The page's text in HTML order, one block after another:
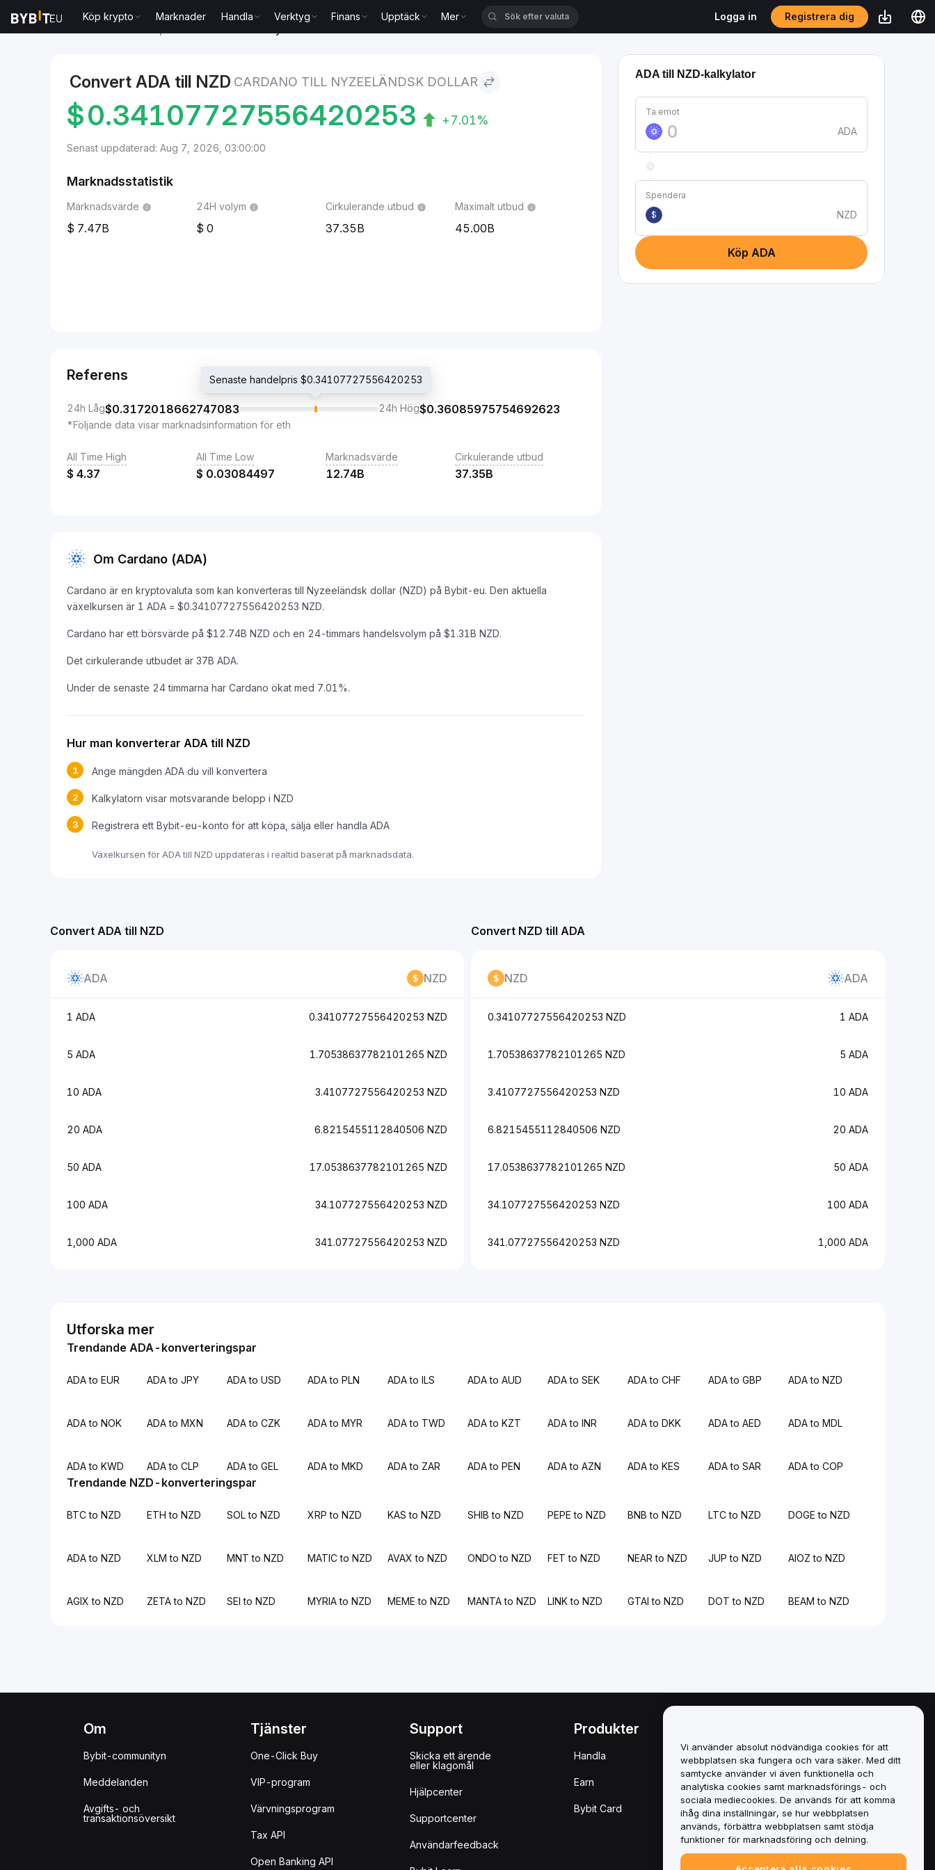
Köp krypto Marknader Handla Verktyg Finans Upptäck Mer Logga in Registrera dig
Convert ADA till NZD CARDANO TILL NYZEELÄNDSK DOLLAR
$0.34107727556420253 +7.01%
Senast uppdaterad: Aug 7, 2026, 03:00:00
Marknadsstatistik
Marknadsvärde
7.47B
24H volym
0
Cirkulerande utbud
37.35B
Maximalt utbud
45.00B
Referens
24h Låg$0.3172018662747083
Senaste handelpris $0.34107727556420253
24h Hög$0.36085975754692623
*Följande data visar marknadsinformation för eth
All Time High
$ 4.37
All Time Low
$ 0.03084497
Marknadsvärde
12.74B
Cirkulerande utbud
37.35B
Om Cardano (ADA)
Cardano är en kryptovaluta som kan konverteras till Nyzeeländsk dollar (NZD) på Bybit-eu. Den aktuella
växelkursen är 1 ADA = $0.34107727556420253 NZD.
Cardano har ett börsvärde på $12.74B NZD och en 24-timmars handelsvolym på $1.31B NZD.
Det cirkulerande utbudet är 37B ADA.
Under de senaste 24 timmarna har Cardano ökat med 7.01%.
Hur man konverterar ADA till NZD
1 Ange mängden ADA du vill konvertera
2 Kalkylatorn visar motsvarande belopp i NZD
3 Registrera ett Bybit-eu-konto för att köpa, sälja eller handla ADA
Växelkursen för ADA till NZD uppdateras i realtid baserat på marknadsdata.
ADA till NZD-kalkylator
Ta emot
ADA
Spendera
$
NZD
Köp ADA
Convert ADA till NZD
ADA NZD
1 ADA 0.34107727556420253 NZD
5 ADA 1.70538637782101265 NZD
10 ADA 3.4107727556420253 NZD
20 ADA 6.8215455112840506 NZD
50 ADA 17.0538637782101265 NZD
100 ADA 34.107727556420253 NZD
1,000 ADA 341.07727556420253 NZD
Convert NZD till ADA
NZD ADA
0.34107727556420253 NZD 1 ADA
1.70538637782101265 NZD 5 ADA
3.4107727556420253 NZD 10 ADA
6.8215455112840506 NZD 20 ADA
17.0538637782101265 NZD 50 ADA
34.107727556420253 NZD 100 ADA
341.07727556420253 NZD 1,000 ADA
Utforska mer
Trendande ADA-konverteringspar
ADA to EUR ADA to JPY ADA to USD ADA to PLN ADA to ILS ADA to AUD ADA to SEK ADA to CHF ADA to GBP ADA to NZD
ADA to NOK ADA to MXN ADA to CZK ADA to MYR ADA to TWD ADA to KZT ADA to INR ADA to DKK ADA to AED ADA to MDL
ADA to KWD ADA to CLP ADA to GEL ADA to MKD ADA to ZAR ADA to PEN ADA to AZN ADA to KES ADA to SAR ADA to COP
Trendande NZD-konverteringspar
BTC to NZD ETH to NZD SOL to NZD XRP to NZD KAS to NZD SHIB to NZD PEPE to NZD BNB to NZD LTC to NZD DOGE to NZD
ADA to NZD XLM to NZD MNT to NZD MATIC to NZD AVAX to NZD ONDO to NZD FET to NZD NEAR to NZD JUP to NZD AIOZ to NZD
AGIX to NZD ZETA to NZD SEI to NZD MYRIA to NZD MEME to NZD MANTA to NZD LINK to NZD GTAI to NZD DOT to NZD BEAM to NZD
Om
Bybit-communityn
Meddelanden
Avgifts- och
transaktionsöversikt
Tjänster
One-Click Buy
VIP-program
Värvningsprogram
Tax API
Open Banking API
Support
Skicka ett ärende
eller klagomål
Hjälpcenter
Supportcenter
Användarfeedback
Produkter
Handla
Earn
Bybit Card
Policy för intressekonflikter
Sammanfattning av policyn
för depåförvaring och
administration
ESG-information
Crypto-Asset White Papers
Vi använder absolut nödvändiga cookies för att
webbplatsen ska fungera och vara säker. Med ditt
samtycke använder vi även funktionella och
analytiska cookies samt marknadsförings- och
sociala mediecookies. De används för att komma
ihåg dina inställningar, se hur webbplatsen
används, förbättra webbplatsen samt stödja
funktioner för marknadsföring och delning.